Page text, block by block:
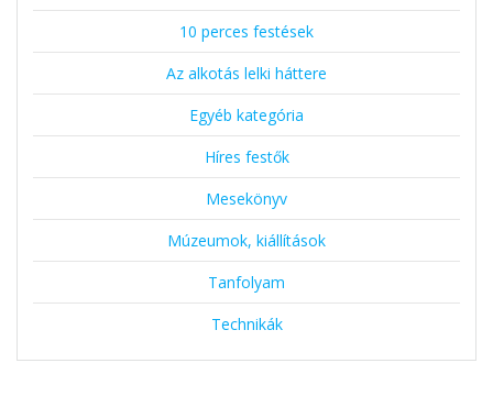
10 perces festések
Az alkotás lelki háttere
Egyéb kategória
Híres festők
Mesekönyv
Múzeumok, kiállítások
Tanfolyam
Technikák